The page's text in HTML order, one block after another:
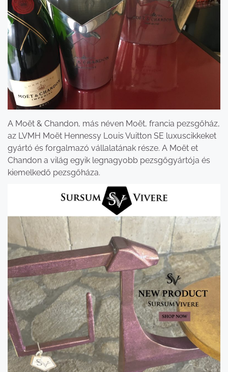
A Moët & Chandon, más néven Moët, francia pezsgőház,
az LVMH Moët Hennessy Louis Vuitton SE luxuscikkeket
gyártó és forgalmazó vállalatának része. A Moët et
Chandon a világ egyik legnagyobb pezsgőgyártója és
kiemelkedő pezsgőháza.